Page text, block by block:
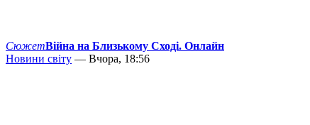
СюжетВійна на Близькому Сході. Онлайн
Новини світу — Вчора, 18:56